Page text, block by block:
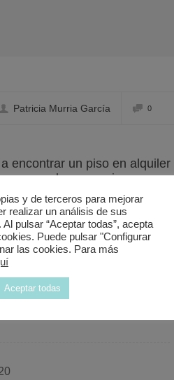
Patricia Murria García 0
encontrar un piso en alquiler
y a muy buen precio.
in Murcia
y de terceros para mejorar
realizar un análisis de sus
pulsar “Aceptar todas”, acepta
Puede pulsar "Configurar
las cookies. Para más
Aceptar todas